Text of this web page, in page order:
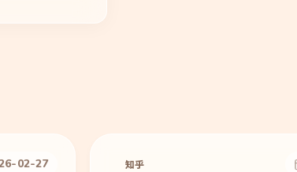
02-27 知乎